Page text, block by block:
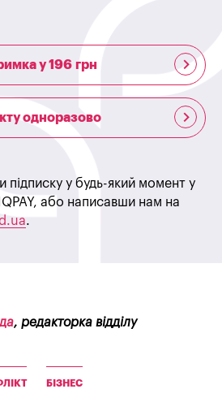
у 196 грн
одноразово
підписку у будь-який момент у
або написавши нам на
.
, редакторка відділу
БІЗНЕС